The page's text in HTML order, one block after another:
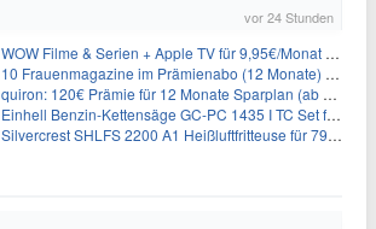
vor 24 Stunden
WOW Filme & Serien + Apple TV für 9,95€/Monat // Alles von WOW (Filme, Serien, Live-Sport) für 34,97€/Monat
10 Frauenmagazine im Prämienabo (12 Monate) mit Prämien bis zu 225€
quiron: 120€ Prämie für 12 Monate Sparplan (ab 100€/Monat)
Einhell Benzin-Kettensäge GC-PC 1435 I TC Set für 99,99€
Silvercrest SHLFS 2200 A1 Heißluftfritteuse für 79,99€ – Grill & Räucherfunktion